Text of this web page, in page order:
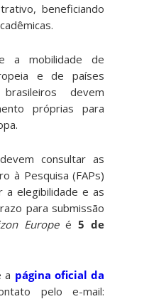
beneficiando
a mobilidade de
e de países
devem
próprias para
consultar as
à Pesquisa (FAPs)
elegibilidade e as
para submissão
Europeé5 de
a página oficial da
pelo e-mail: